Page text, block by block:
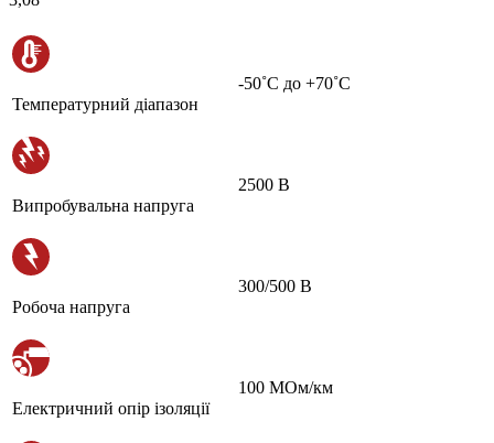
Температурний діапазон
-50˚С до +70˚С
Випробувальна напруга
2500 В
Робоча напруга
300/500 В
Електричний опір ізоляції
100 МОм/км